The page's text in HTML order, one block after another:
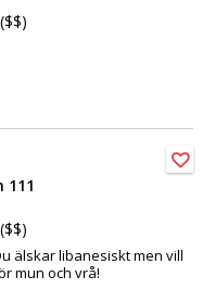
111
älskar libanesiskt men vill
mun och vrå!